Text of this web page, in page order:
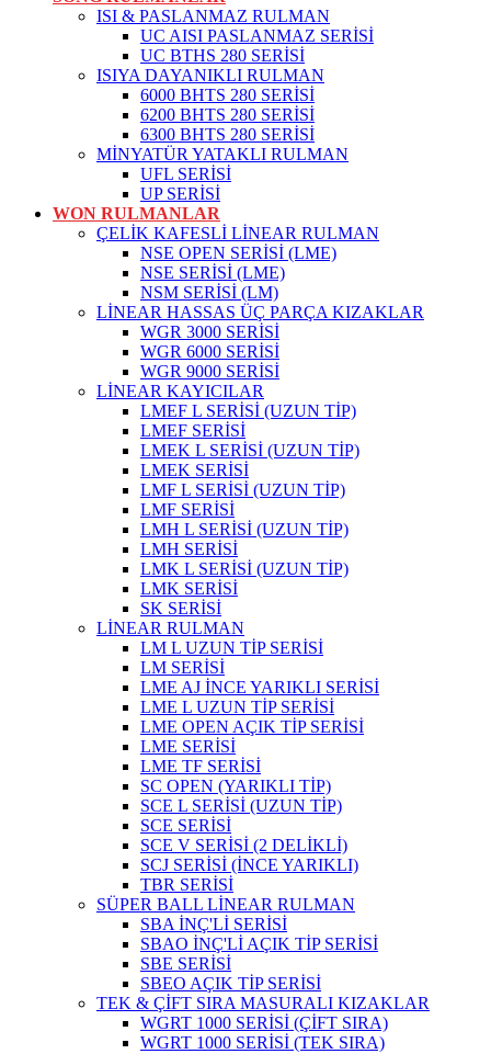
ISI & PASLANMAZ RULMAN
UC AISI PASLANMAZ SERİSİ
UC BTHS 280 SERİSİ
ISIYA DAYANIKLI RULMAN
6000 BHTS 280 SERİSİ
6200 BHTS 280 SERİSİ
6300 BHTS 280 SERİSİ
MİNYATÜR YATAKLI RULMAN
UFL SERİSİ
UP SERİSİ
WON RULMANLAR
ÇELİK KAFESLİ LİNEAR RULMAN
NSE OPEN SERİSİ (LME)
NSE SERİSİ (LME)
NSM SERİSİ (LM)
LİNEAR HASSAS ÜÇ PARÇA KIZAKLAR
WGR 3000 SERİSİ
WGR 6000 SERİSİ
WGR 9000 SERİSİ
LİNEAR KAYICILAR
LMEF L SERİSİ (UZUN TİP)
LMEF SERİSİ
LMEK L SERİSİ (UZUN TİP)
LMEK SERİSİ
LMF L SERİSİ (UZUN TİP)
LMF SERİSİ
LMH L SERİSİ (UZUN TİP)
LMH SERİSİ
LMK L SERİSİ (UZUN TİP)
LMK SERİSİ
SK SERİSİ
LİNEAR RULMAN
LM L UZUN TİP SERİSİ
LM SERİSİ
LME AJ İNCE YARIKLI SERİSİ
LME L UZUN TİP SERİSİ
LME OPEN AÇIK TİP SERİSİ
LME SERİSİ
LME TF SERİSİ
SC OPEN (YARIKLI TİP)
SCE L SERİSİ (UZUN TİP)
SCE SERİSİ
SCE V SERİSİ (2 DELİKLİ)
SCJ SERİSİ (İNCE YARIKLI)
TBR SERİSİ
SÜPER BALL LİNEAR RULMAN
SBA İNÇ'Lİ SERİSİ
SBAO İNÇ'Lİ AÇIK TİP SERİSİ
SBE SERİSİ
SBEO AÇIK TİP SERİSİ
TEK & ÇİFT SIRA MASURALI KIZAKLAR
WGRT 1000 SERİSİ (ÇİFT SIRA)
WGRT 1000 SERİSİ (TEK SIRA)